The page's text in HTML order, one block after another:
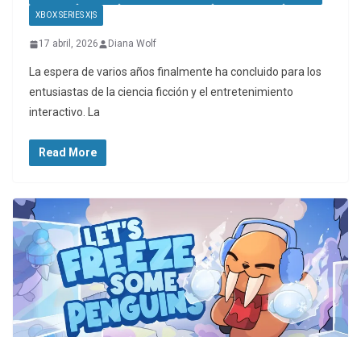
XBOX SERIES X|S
17 abril, 2026 Diana Wolf
La espera de varios años finalmente ha concluido para los
entusiastas de la ciencia ficción y el entretenimiento
interactivo. La
Read More